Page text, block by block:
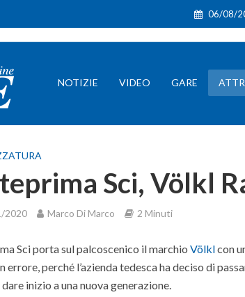
06/08/
NOTIZIE VIDEO GARE
Sci, Völkl
2020 Marco Di Marco 2 Minuti
Sci porta sul palcoscenico il marchioVölklcon
errore, perché l’azienda tedesca ha deciso di
inizio a una nuova generazione.